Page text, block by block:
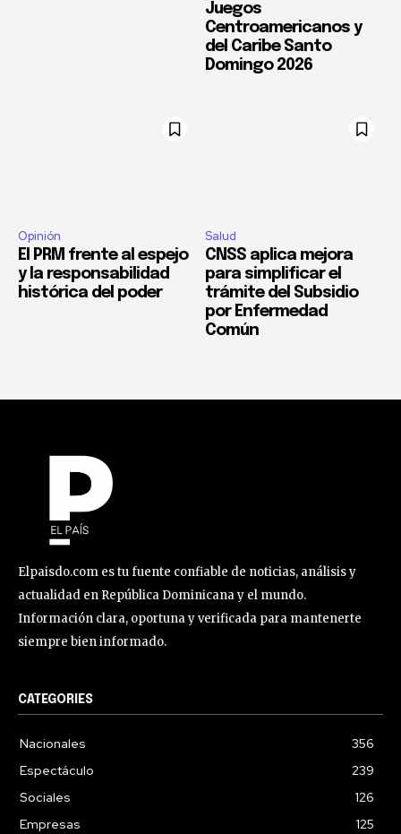
Juegos
Centroamericanos y
del Caribe Santo
Domingo 2026
Opinión
El PRM frente al espejo
y la responsabilidad
histórica del poder
Salud
CNSS aplica mejora
para simplificar el
trámite del Subsidio
por Enfermedad
Común
Elpaisdo.com es tu fuente confiable de noticias, análisis y
actualidad en República Dominicana y el mundo.
Información clara, oportuna y verificada para mantenerte
siempre bien informado.
CATEGORIES
Nacionales
356
Espectáculo
239
Sociales
126
Empresas
125